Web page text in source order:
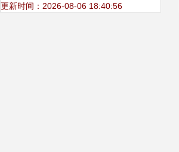
设工程设计与施工规范指南
更新时间：2026-08-06 18:40:56